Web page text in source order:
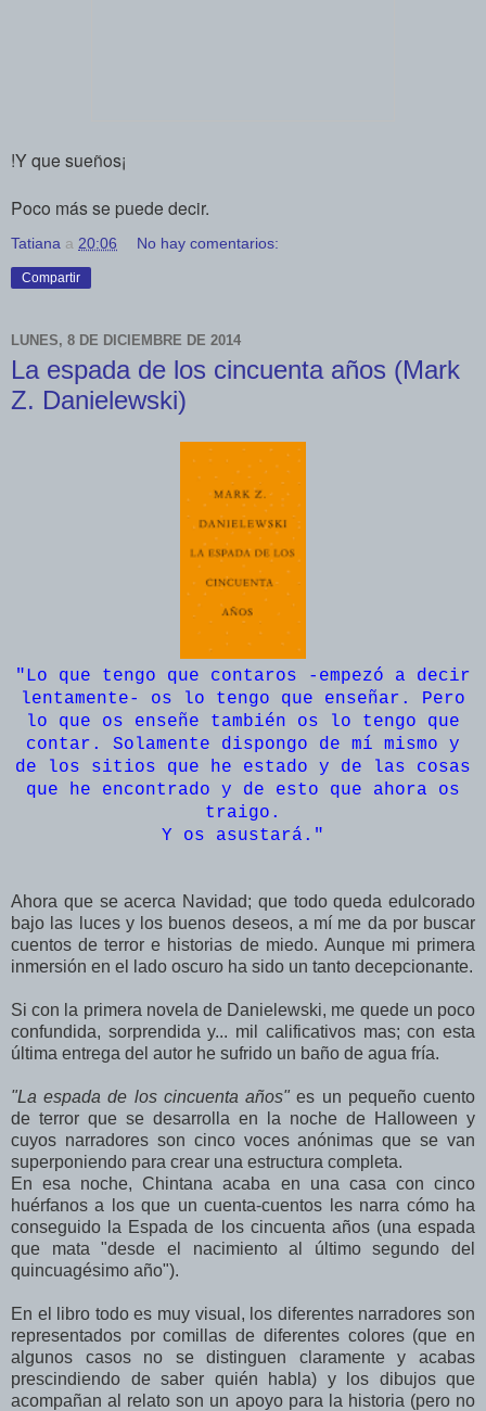
!Y que sueños¡
Poco más se puede decir.
Tatiana a 20:06 No hay comentarios:
Compartir
LUNES, 8 DE DICIEMBRE DE 2014
La espada de los cincuenta años (Mark
Z. Danielewski)
"Lo que tengo que contaros -empezó a decir
lentamente- os lo tengo que enseñar. Pero
lo que os enseñe también os lo tengo que
contar. Solamente dispongo de mí mismo y
de los sitios que he estado y de las cosas
que he encontrado y de esto que ahora os
traigo.
Y os asustará."
Ahora que se acerca Navidad; que todo queda edulcorado
bajo las luces y los buenos deseos, a mí me da por buscar
cuentos de terror e historias de miedo. Aunque mi primera
inmersión en el lado oscuro ha sido un tanto decepcionante.
Si con la primera novela de Danielewski, me quede un poco
confundida, sorprendida y... mil calificativos mas; con esta
última entrega del autor he sufrido un baño de agua fría.
"La espada de los cincuenta años"es un pequeño cuento
de terror que se desarrolla en la noche de Halloween y
cuyos narradores son cinco voces anónimas que se van
superponiendo para crear una estructura completa.
En esa noche, Chintana acaba en una casa con cinco
huérfanos a los que un cuenta-cuentos les narra cómo ha
conseguido la Espada de los cincuenta años (una espada
que mata "desde el nacimiento al último segundo del
quincuagésimo año").
En el libro todo es muy visual, los diferentes narradores son
representados por comillas de diferentes colores (que en
algunos casos no se distinguen claramente y acabas
prescindiendo de saber quién habla) y los dibujos que
acompañan al relato son un apoyo para la historia (pero no